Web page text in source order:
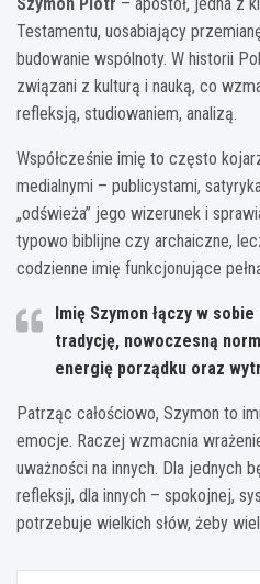
Testamentu, uosabiający
budowanie wspólnoty. W historii
związani z kulturą i nauką, co
refleksją, studiowaniem, analizą.
Współcześnie imię to często
medialnymi – publicystami,
„odświeża” jego wizerunek i
typowo biblijne czy archaiczne,
codzienne imię funkcjonujące
Imię Szymon łączy w
tradycję, nowoczesną
energię porządku oraz
Patrząc całościowo, Szymon to
emocje. Raczej wzmacnia
uważności na innych. Dla jednych
refleksji, dla innych – spokojnej,
potrzebuje wielkich słów, żeby